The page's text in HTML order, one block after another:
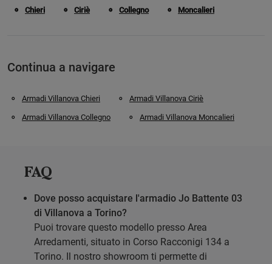
Chieri Ciriè Collegno Moncalieri
Continua a navigare
Armadi Villanova Chieri Armadi Villanova Ciriè
Armadi Villanova Collegno Armadi Villanova Moncalieri
FAQ
Dove posso acquistare l'armadio Jo Battente 03
di Villanova a Torino?
Puoi trovare questo modello presso Area
Arredamenti, situato in Corso Racconigi 134 a
Torino. Il nostro showroom ti permette di